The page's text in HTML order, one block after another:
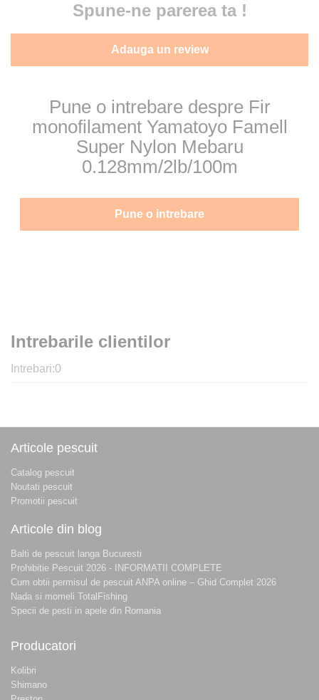
Spune-ne parerea ta !
Adauga un review
Intrebarile clientilor
Intrebari:0
Pune o intrebare despre Fir
monofilament Yamatoyo Famell
Super Nylon Mebaru
0.128mm/2lb/100m
Pune o intrebare
Articole pescuit
Catalog pescuit
Noutati pescuit
Promotii pescuit
Articole din blog
Balti de pescuit langa Bucuresti
Prohibitie Pescuit 2026 - INFORMATII COMPLETE
Cum obtii permisul de pescuit ANPA online – Ghid Complet 2026
Nada si momeli TotalFishing
Specii de pesti in apele din Romania
Producatori
Kolibri
Shimano